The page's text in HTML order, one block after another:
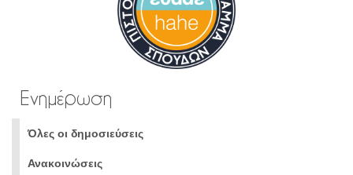
Ενημέρωση
Όλες οι δημοσιεύσεις
Ανακοινώσεις